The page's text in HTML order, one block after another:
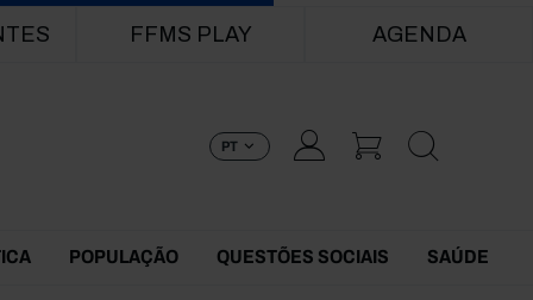
FFMS PLAY AGENDA
PT
POPULAÇÃO QUESTÕES SOCIAIS SAÚDE